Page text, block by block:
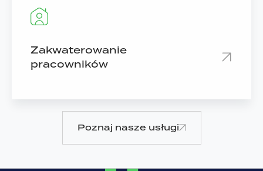
Zakwaterowanie
pracowników
Poznaj nasze usługi